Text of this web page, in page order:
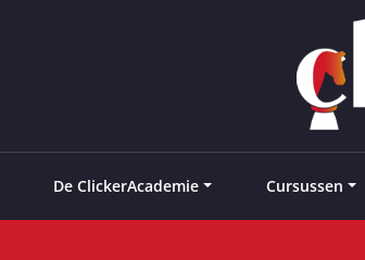
De ClickerAcademie Cursussen